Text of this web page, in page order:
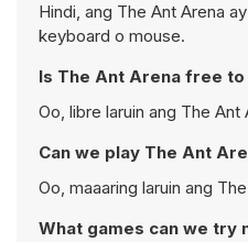
Hindi, ang The Ant Arena
keyboard o mouse.
Is The Ant Arena free to
Oo, libre laruin ang The
Can we play The Ant
Oo, maaaring laruin ang
What games can we try